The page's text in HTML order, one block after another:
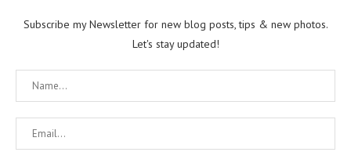
Subscribe my Newsletter for new blog posts, tips & new photos.
Let's stay updated!